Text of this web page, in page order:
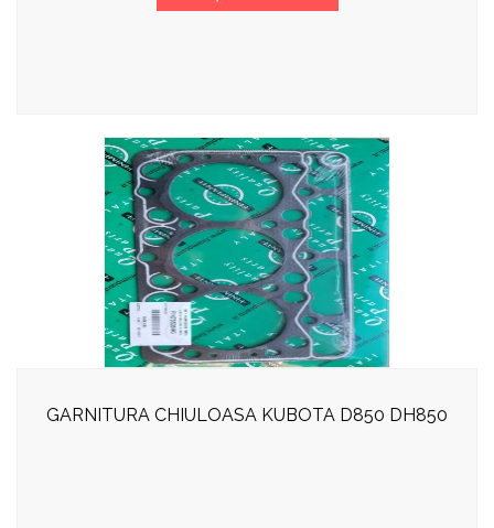
GARNITURA CHIULOASA KUBOTA D850 DH850